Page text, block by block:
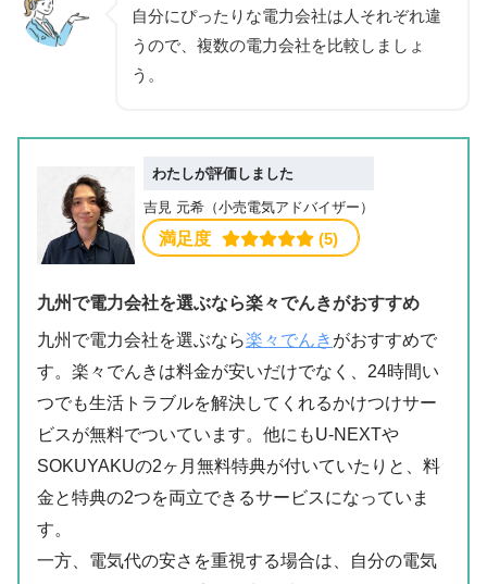
自分にぴったりな電力会社は人それぞれ違
うので、複数の電力会社を比較しましょ
う。
わたしが評価しました
吉見 元希（小売電気アドバイザー）
満足度 (5)
九州で電力会社を選ぶなら楽々でんきがおすすめ
九州で電力会社を選ぶなら楽々でんき がおすすめで
す。楽々でんきは料金が安いだけでなく、24時間い
つでも生活トラブルを解決してくれるかけつけサー
ビスが無料でついています。他にもU-NEXTや
SOKUYAKUの2ヶ月無料特典が付いていたりと、料
金と特典の2つを両立できるサービスになっていま
す。
一方、電気代の安さを重視する場合は、自分の電気